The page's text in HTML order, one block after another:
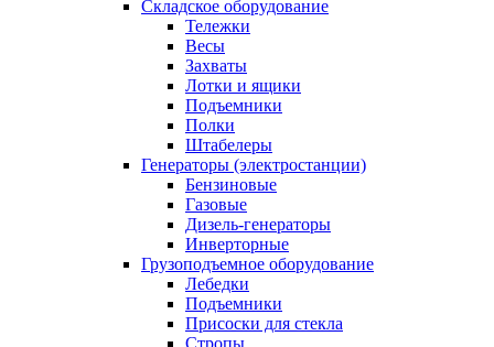
Складское оборудование
Тележки
Весы
Захваты
Лотки и ящики
Подъемники
Полки
Штабелеры
Генераторы (электростанции)
Бензиновые
Газовые
Дизель-генераторы
Инверторные
Грузоподъемное оборудование
Лебедки
Подъемники
Присоски для стекла
Стропы